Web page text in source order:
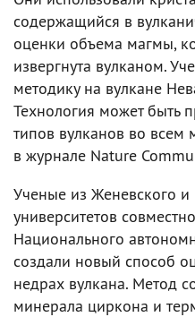
содержащийся в
оценки объема магмы,
извергнута вулканом.
методику на вулкане
Технология может быть
типов вулканов во всем
в журнале Nature
Ученые из Женевского и
университетов
Национального
создали новый способ
недрах вулкана. Метод
минерала циркона и